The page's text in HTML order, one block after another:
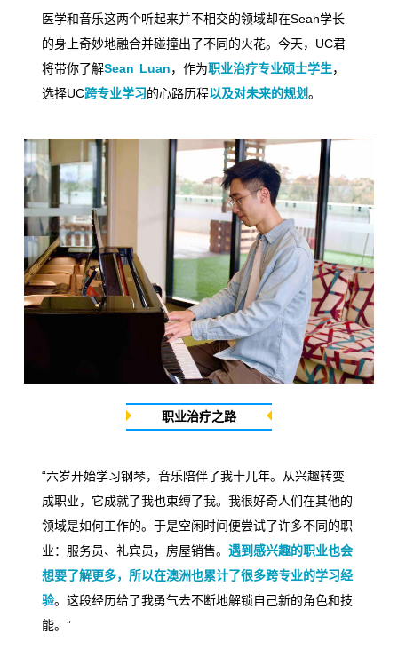
医学和音乐这两个听起来并不相交的领域却在Sean学长
的身上奇妙地融合并碰撞出了不同的火花。今天， UC君
将带你了解Sean Luan，作为职业治疗专业硕士学生，
选择UC跨专业学习的心路历程以及对未来的规划。
职业治疗之路
“六岁开始学习钢琴，音乐陪伴了我十几年。从兴趣转变
成职业，它成就了我也束缚了我。我很好奇人们在其他的
领域是如何工作的。于是空闲时间便尝试了许多不同的职
业：服务员、礼宾员，房屋销售。 遇到感兴趣的职业也会
想要了解更多，所以在澳洲也累计了很多跨专业的学习经
验。这段经历给了我勇气去不断地解锁自己新的角色和技
能。 ”